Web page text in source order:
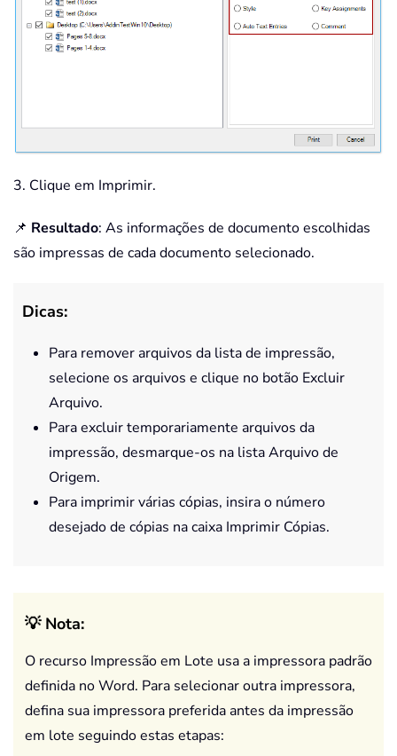
3. Clique em Imprimir.
📌 Resultado: As informações de documento escolhidas
são impressas de cada documento selecionado.
Dicas:
Para remover arquivos da lista de impressão,
selecione os arquivos e clique no botão Excluir
Arquivo.
Para excluir temporariamente arquivos da
impressão, desmarque-os na lista Arquivo de
Origem.
Para imprimir várias cópias, insira o número
desejado de cópias na caixa Imprimir Cópias.
💡 Nota:
O recurso Impressão em Lote usa a impressora padrão
definida no Word. Para selecionar outra impressora,
defina sua impressora preferida antes da impressão
em lote seguindo estas etapas: